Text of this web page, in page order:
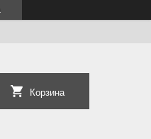
Корзина